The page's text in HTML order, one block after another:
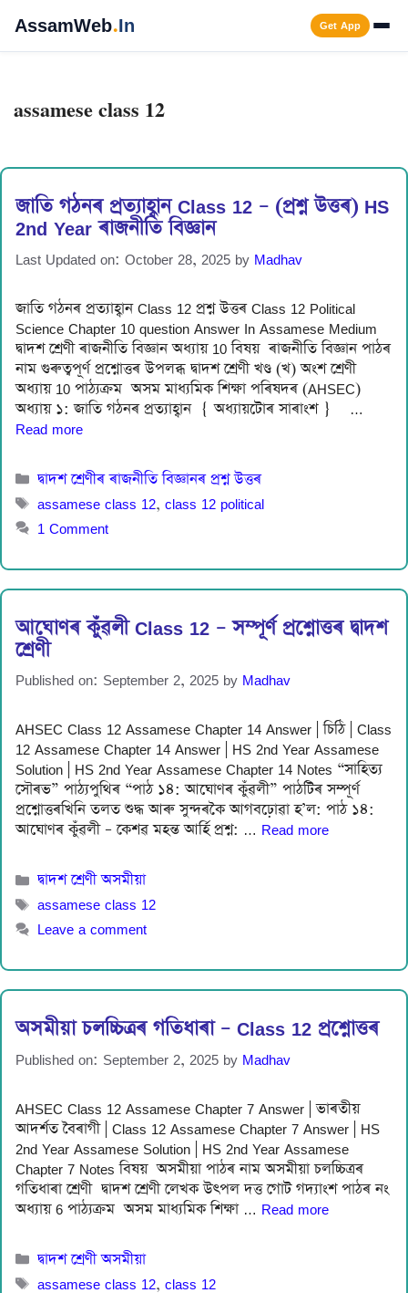
content
AssamWeb.In
Get App
assamese class 12
জাতি গঠনৰ প্ৰত্যাহ্বান Class 12 – (প্ৰশ্ন উত্তৰ) HS
2nd Year ৰাজনীতি বিজ্ঞান
Last Updated on: October 28, 2025 by Madhav
জাতি গঠনৰ প্ৰত্যাহ্বান Class 12 প্ৰশ্ন উত্তৰ Class 12 Political
Science Chapter 10 question Answer In Assamese Medium
দ্বাদশ শ্ৰেণী ৰাজনীতি বিজ্ঞান অধ্যায় 10 বিষয় ৰাজনীতি বিজ্ঞান পাঠৰ
নাম গুৰুত্বপূৰ্ণ প্ৰশ্নোত্তৰ উপলব্ধ দ্বাদশ শ্ৰেণী খণ্ড (খ) অংশ শ্ৰেণী
অধ্যায় 10 পাঠ্যক্ৰম অসম মাধ্যমিক শিক্ষা পৰিষদৰ (AHSEC)
অধ্যায় ১: জাতি গঠনৰ প্ৰত্যাহ্বান { অধ্যায়টোৰ সাৰাংশ } …
Read more
Categories
দ্বাদশ শ্ৰেণীৰ ৰাজনীতি বিজ্ঞানৰ প্ৰশ্ন উত্তৰ
Tags
assamese class 12, class 12 political
1 Comment
আঘোণৰ কুঁৱলী Class 12 – সম্পূৰ্ণ প্ৰশ্নোত্তৰ দ্বাদশ
শ্ৰেণী
Published on: September 2, 2025 by Madhav
AHSEC Class 12 Assamese Chapter 14 Answer | চিঠি | Class
12 Assamese Chapter 14 Answer | HS 2nd Year Assamese
Solution | HS 2nd Year Assamese Chapter 14 Notes “সাহিত্য
সৌৰভ” পাঠ্যপুথিৰ “পাঠ ১৪: আঘোণৰ কুঁৱলী” পাঠটিৰ সম্পূৰ্ণ
প্ৰশ্নোত্তৰখিনি তলত শুদ্ধ আৰু সুন্দৰকৈ আগবঢ়োৱা হ’ল: পাঠ ১৪:
আঘোণৰ কুঁৱলী – কেশৱ মহন্ত আর্হি প্ৰশ্ন: … Read more
Categories
দ্বাদশ শ্ৰেণী অসমীয়া
Tags
assamese class 12
Leave a comment
অসমীয়া চলচ্চিত্ৰৰ গতিধাৰা – Class 12 প্ৰশ্নোত্তৰ
Published on: September 2, 2025 by Madhav
AHSEC Class 12 Assamese Chapter 7 Answer | ভাৰতীয়
আদৰ্শত বৈৰাগী | Class 12 Assamese Chapter 7 Answer | HS
2nd Year Assamese Solution | HS 2nd Year Assamese
Chapter 7 Notes বিষয় অসমীয়া পাঠৰ নাম অসমীয়া চলচ্চিত্ৰৰ
গতিধাৰা শ্ৰেণী দ্বাদশ শ্ৰেণী লেখক উৎপল দত্ত গােট গদ্যাংশ পাঠৰ নং
অধ্যায় 6 পাঠ্যক্ৰম অসম মাধ্যমিক শিক্ষা … Read more
Categories
দ্বাদশ শ্ৰেণী অসমীয়া
Tags
assamese class 12, class 12